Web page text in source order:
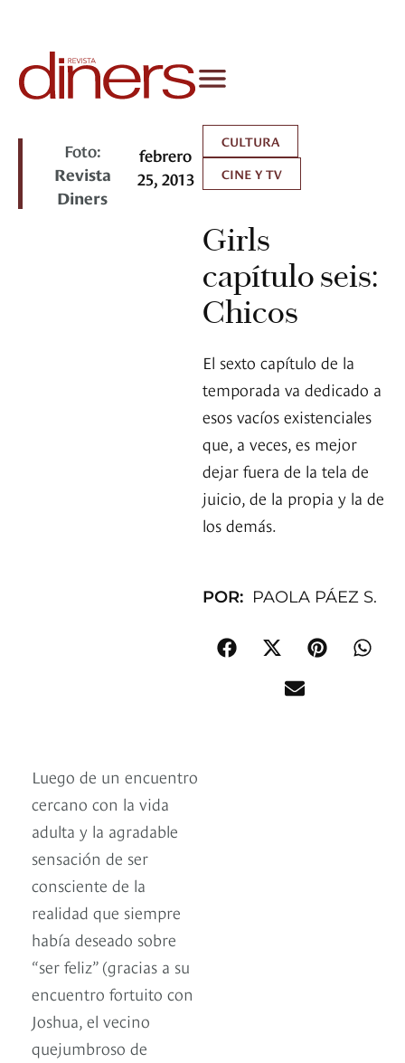
Foto:
Revista
Diners
febrero
25, 2013
CULTURA
CINE Y TV
Girls
capítulo seis:
Chicos
El sexto capítulo de la
temporada va dedicado a
esos vacíos existenciales
que, a veces, es mejor
dejar fuera de la tela de
juicio, de la propia y la de
los demás.
POR: PAOLA PÁEZ S.
Luego de un encuentro
cercano con la vida
adulta y la agradable
sensación de ser
consciente de la
realidad que siempre
había deseado sobre
“ser feliz” (gracias a su
encuentro fortuito con
Joshua, el vecino
quejumbroso de